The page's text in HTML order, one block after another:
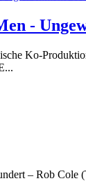
-
Ko-
– Rob Cole